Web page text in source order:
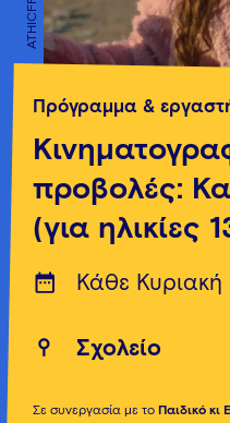
ATHICFF
Πρόγραμμα &
προβολές:
(για ηλικίες
Κάθε
Σχολείο
Σε συνεργασία με το Παιδικό κι